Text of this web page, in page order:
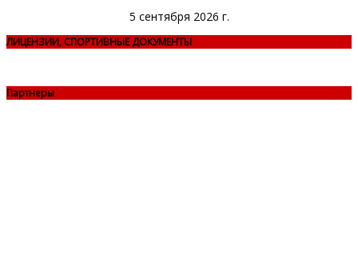
5 сентября 2026 г.
ЛИЦЕНЗИИ, СПОРТИВНЫЕ ДОКУМЕНТЫ
Партнеры